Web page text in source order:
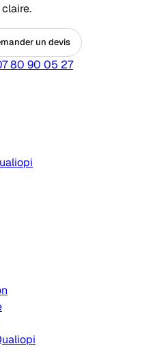
un devis
80 90 05 27